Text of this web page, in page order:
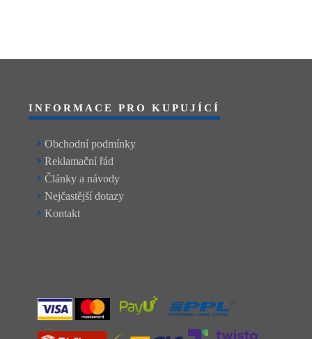
INFORMACE PRO KUPUJÍCÍ
Obchodní podmínky
Reklamační řád
Články a návody
Nejčastější dotazy
Kontakt